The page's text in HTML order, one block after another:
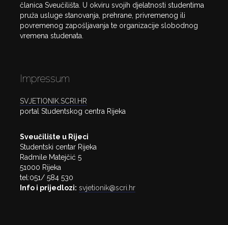
članica Sveučilišta. U okviru svojih djelatnosti studentima
pruža usluge stanovanja, prehrane, privremenog ili
povremenog zapošljavanja te organizacije slobodnog
vremena studenata.
Impressum
SVJETIONIK.SCRI.HR
portal Studentskog centra Rijeka
Sveučilište u Rijeci
Studentski centar Rijeka
Radmile Matejčić 5
51000 Rijeka
tel:051/ 584 530
Info i prijedlozi: svjetionik@scri.hr